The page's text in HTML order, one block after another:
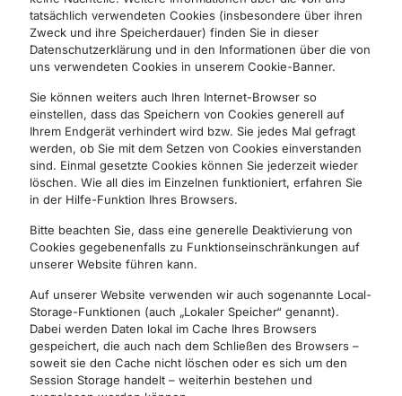
tatsächlich verwendeten Cookies (insbesondere über ihren
Zweck und ihre Speicherdauer) finden Sie in dieser
Datenschutzerklärung und in den Informationen über die von
uns verwendeten Cookies in unserem Cookie-Banner.
Sie können weiters auch Ihren Internet-Browser so
einstellen, dass das Speichern von Cookies generell auf
Ihrem Endgerät verhindert wird bzw. Sie jedes Mal gefragt
werden, ob Sie mit dem Setzen von Cookies einverstanden
sind. Einmal gesetzte Cookies können Sie jederzeit wieder
löschen. Wie all dies im Einzelnen funktioniert, erfahren Sie
in der Hilfe-Funktion Ihres Browsers.
Bitte beachten Sie, dass eine generelle Deaktivierung von
Cookies gegebenenfalls zu Funktionseinschränkungen auf
unserer Website führen kann.
Auf unserer Website verwenden wir auch sogenannte Local-
Storage-Funktionen (auch „Lokaler Speicher“ genannt).
Dabei werden Daten lokal im Cache Ihres Browsers
gespeichert, die auch nach dem Schließen des Browsers –
soweit sie den Cache nicht löschen oder es sich um den
Session Storage handelt – weiterhin bestehen und